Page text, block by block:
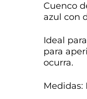
Cuenco
azul con
Ideal
para
ocurra.
Medidas: